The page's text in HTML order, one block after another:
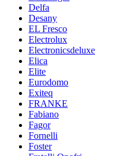
Delfa
Desany
EL Fresco
Electrolux
Electronicsdeluxe
Elica
Elite
Eurodomo
Exiteq
FRANKE
Fabiano
Fagor
Fornelli
Foster